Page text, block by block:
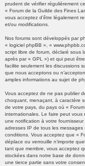
prudent de vérifier régulièrement
« Forum de la Guilde des Fines
vous acceptez d’être légalement
et/ou modifications.
Nos forums sont développés par
« logiciel phpBB », «
script libre de forum, déclaré sous
après par « GPL ») et qui peut
facilite seulement les discussions
que nous acceptons ou
amples informations au sujet de
Vous acceptez de ne pas publier
choquant, menaçant, à caractère
de votre pays, du pays où «
internationales. Le faire peut vous
une notification à votre
adresses IP de tous les
conditions. Vous acceptez que «
déplace ou verrouille n’importe
tant que membre, vous acceptez
stockées dans notre base de
une tierce partie sans votre